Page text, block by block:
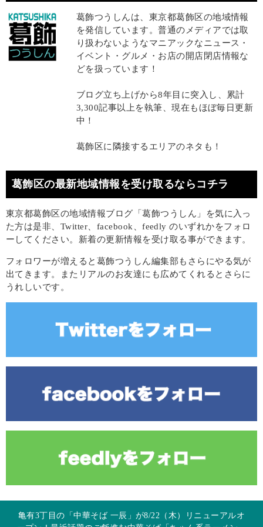
葛飾つうしんは、東京都葛飾区の地域情報
を発信しています。普通のメディアでは取
り扱わないようなマニアックなニュース・
イベント・グルメ・お店の開店閉店情報な
どを扱っています！
ブログ立ち上げから8年目に突入し、累計
3,300記事以上を執筆、現在もほぼ毎日更新
中！
葛飾区に隣接するエリアのネタも！
葛飾区の最新地域情報を受け取るならコチラ
東京都葛飾区の地域情報ブログ「葛飾つうしん」を気に入っ
た方は是非、Twitter、facebook、feedly のいずれかをフォロ
ーしてください。新着の更新情報を受け取る事ができます。
フォロワーが増えると葛飾つうしん編集部もさらにやる気が
出てきます。またリアルのお友達にも広めてくれるとさらに
うれしいです。
亀有3丁目の「中華そば 一辰」が8/22（木）リニューアルオ